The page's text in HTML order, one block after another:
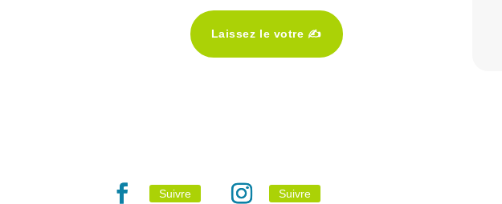
Laissez le votre ✍️
Suivre Suivre